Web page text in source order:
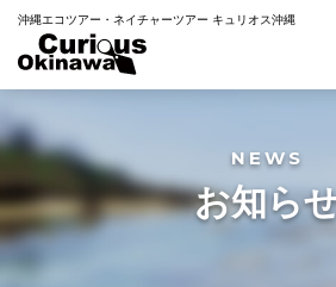
沖縄エコツアー・ネイチャーツアー キュリオス沖縄
NEWS
お知ら